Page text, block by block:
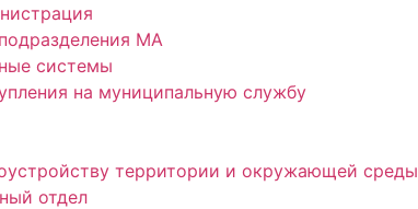
МА
системы
на муниципальную службу
территории и окружающей среды
отдел